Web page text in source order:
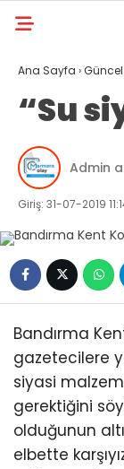
Ana Sayfa ›Güncel
“Su
Admin
Giriş: 31-07-2019
Bandırma
gazetecilere
siyasi
gerektiğini
olduğunun
elbette